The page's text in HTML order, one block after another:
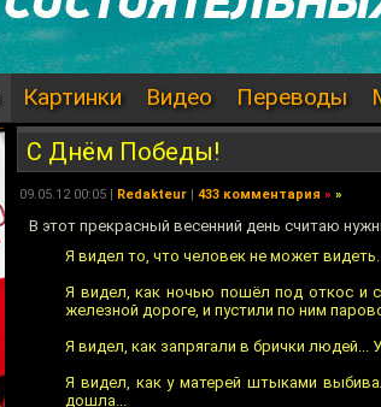
Картинки Видео Переводы
С Днём Победы!
09.05.12 00:05 | Redakteur | 433 комментария » »
В этот прекрасный весенний день считаю
Я видел то, что человек не может
Я видел, как ночью пошёл под откос и
железной дороге, и пустили по ним
Я видел, как запрягали в брички людей...
Я видел, как у матерей штыками
дошла...